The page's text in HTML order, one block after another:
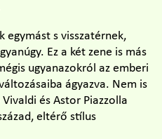
egymást s visszatérnek,
Ez a két zene is más
ugyanazokról az emberi
ágyazva. Nem is
és Astor Piazzolla
eltérő stílus